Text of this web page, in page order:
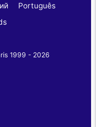
Português
1999 - 2026